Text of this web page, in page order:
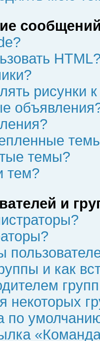
рисунки
темы?
тем?
и
и как
некоторых
по